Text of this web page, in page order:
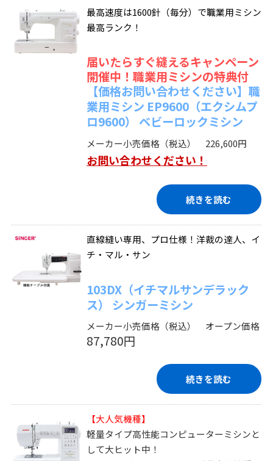
最高速度は1600針（毎分）で職業用ミシン
最高ランク！
届いたらすぐ縫えるキャンペーン
開催中！職業用ミシンの特典付
【価格お問い合わせください】職
業用ミシン EP9600（エクシムプ
ロ9600） ベビーロックミシン
メーカー小売価格（税込） 226,600円
お問い合わせください！
続きを読む
直線縫い専用、プロ仕様！洋裁の達人、イ
チ・マル・サン
103DX（イチマルサンデラック
ス） シンガーミシン
メーカー小売価格（税込） オープン価格
87,780円
続きを読む
【大人気機種】
軽量タイプ高性能コンピューターミシンと
して大ヒット中！